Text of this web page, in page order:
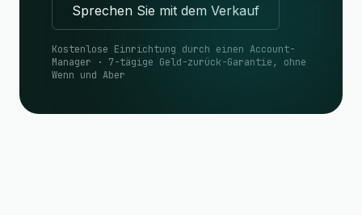
Sprechen Sie mit dem Verkauf
Kostenlose Einrichtung durch einen Account-
Manager · 7-tägige Geld-zurück-Garantie, ohne
Wenn und Aber